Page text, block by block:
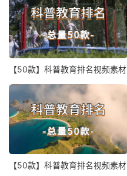
【50款】科普教育排名视频素材
【50款】科普教育排名视频素材